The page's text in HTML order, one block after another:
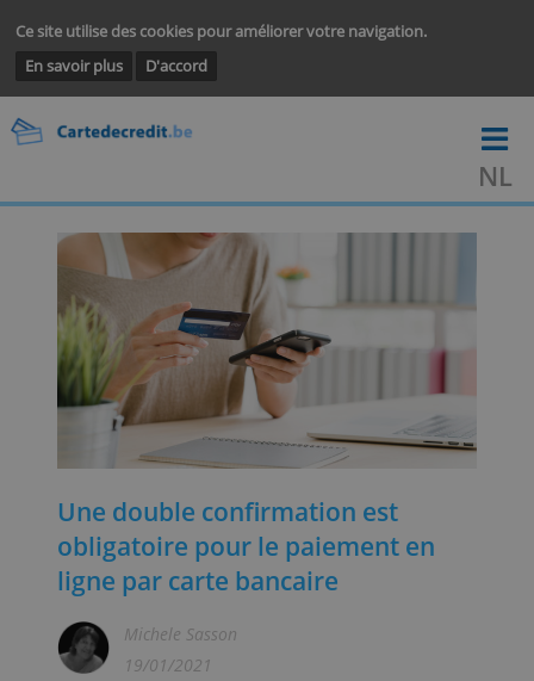
Ce site utilise des cookies pour améliorer votre navigation.
En savoir plus
D'accord
Une double confirmation est
obligatoire pour le paiement en
ligne par carte bancaire